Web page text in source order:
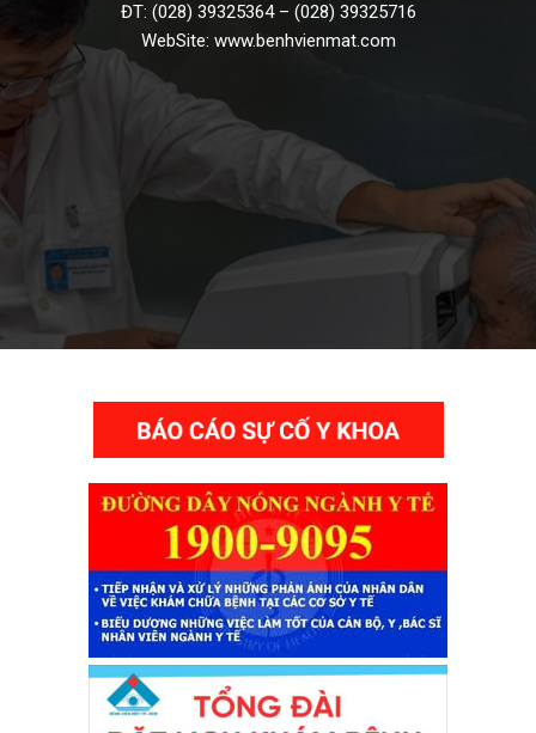
ĐT: (028) 39325364– (028) 39325716
WebSite: www.benhvienmat.com